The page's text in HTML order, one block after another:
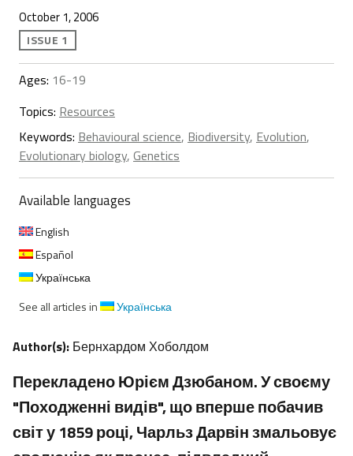
October 1, 2006
ISSUE 1
Ages: 16-19
Topics: Resources
Keywords: Behavioural science, Biodiversity, Evolution,
Evolutionary biology, Genetics
Available languages
English
Español
Українська
See all articles in
Українська
Author(s): Бернхардом Хоболдом
Перекладено Юрієм Дзюбаном. У своєму
"Походженні видів", що вперше побачив
світ у 1859 році, Чарльз Дарвін змальовує